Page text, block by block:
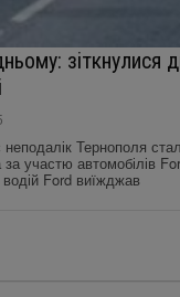
зіткнулися
Тернополя
участю автомобілів
водій Ford виїжджав